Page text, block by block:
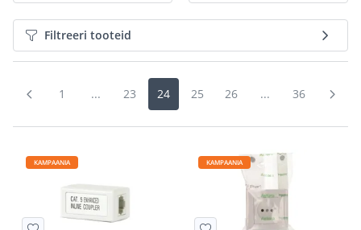
Filtreeri tooteid
1 ... 23 24 25 26 ... 36
KAMPAANIA KAMPAANIA